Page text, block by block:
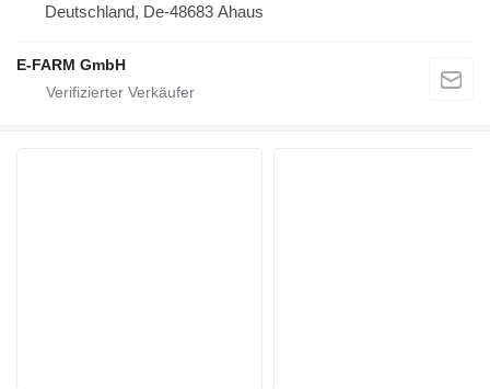
Deutschland, De-48683 Ahaus
E-FARM GmbH